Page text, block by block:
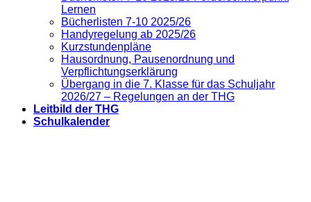
Lernen
Bücherlisten 7-10 2025/26
Handyregelung ab 2025/26
Kurzstundenpläne
Hausordnung, Pausenordnung und
Verpflichtungserklärung
Übergang in die 7. Klasse für das Schuljahr
2026/27 – Regelungen an der THG
Leitbild der THG
Schulkalender